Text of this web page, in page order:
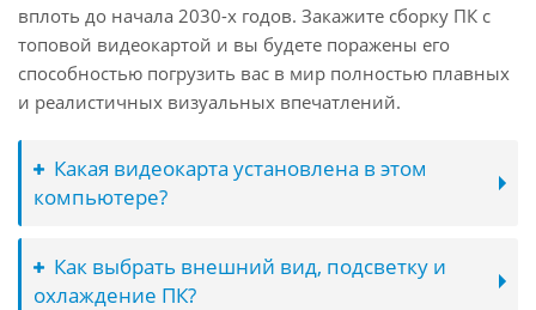
вплоть до начала 2030-х годов. Закажите сборку ПК с
топовой видеокартой и вы будете поражены его
способностью погрузить вас в мир полностью плавных
и реалистичных визуальных впечатлений.
Какая видеокарта установлена в этом
компьютере?
Как выбрать внешний вид, подсветку и
охлаждение ПК?